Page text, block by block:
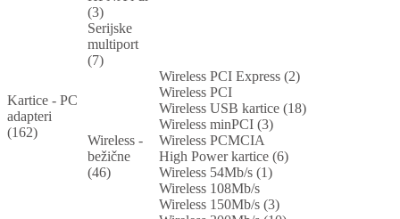
Kartice - PC
adapteri
(162)
(3)
Serijske
multiport
(7)
Wireless -
bežične
(46)
Wireless PCI Express (2)
Wireless PCI
Wireless USB kartice (18)
Wireless minPCI (3)
Wireless PCMCIA
High Power kartice (6)
Wireless 54Mb/s (1)
Wireless 108Mb/s
Wireless 150Mb/s (3)